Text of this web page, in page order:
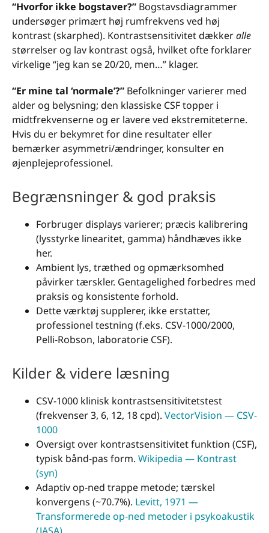
“Hvorfor ikke bogstaver?” Bogstavsdiagrammer
undersøger primært høj rumfrekvens ved høj
kontrast (skarphed). Kontrastsensitivitet dækkeralle
størrelser og lav kontrast også, hvilket ofte forklarer
virkelige “jeg kan se 20/20, men…” klager.
“Er mine tal ‘normale’?” Befolkninger varierer med
alder og belysning; den klassiske CSF topper i
midtfrekvenserne og er lavere ved ekstremiteterne.
Hvis du er bekymret for dine resultater eller
bemærker asymmetri/ændringer, konsulter en
øjenplejeprofessionel.
Begrænsninger & god praksis
Forbruger displays varierer; præcis kalibrering
(lysstyrke linearitet, gamma) håndhæves ikke
her.
Ambient lys, træthed og opmærksomhed
påvirker tærskler. Gentagelighed forbedres med
praksis og konsistente forhold.
Dette værktøj supplerer, ikke erstatter,
professionel testning (f.eks. CSV-1000/2000,
Pelli-Robson, laboratorie CSF).
Kilder & videre læsning
CSV-1000 klinisk kontrastsensitivitetstest
(frekvenser 3, 6, 12, 18 cpd). VectorVision — CSV-
1000
Oversigt over kontrastsensitivitet funktion (CSF),
typisk bånd-pas form. Wikipedia — Kontrast
(syn)
Adaptiv op-ned trappe metode; tærskel
konvergens (~70.7%). Levitt, 1971 —
Transformerede op-ned metoder i psykoakustik